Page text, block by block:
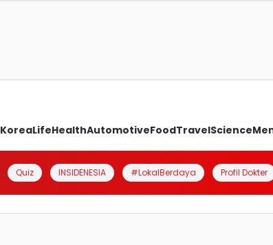
KoreaLifeHealthAutomotiveFoodTravelScience
Quiz INSIDENESIA #LokalBerdaya Profil Dokter